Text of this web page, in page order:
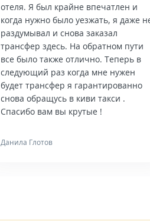
отеля. Я был крайне впечатлен и
когда нужно было уезжать, я даже
раздумывал и снова заказал
трансфер здесь. На обратном пути
все было также отлично. Теперь в
следующий раз когда мне нужен
будет трансфер я гарантированно
снова обращусь в киви такси .
Спасибо вам вы крутые !
Данила Глотов